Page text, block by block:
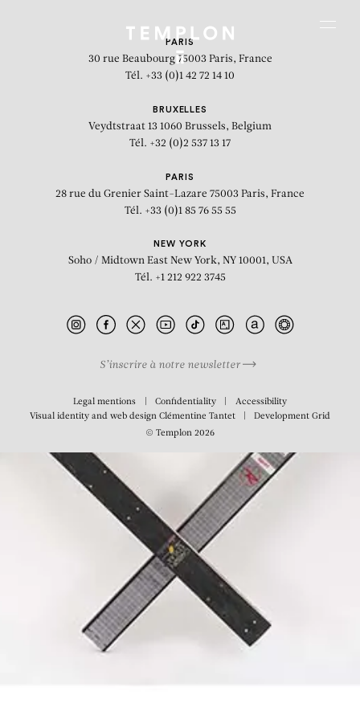
Calligraphie 2
PARIS
30 rue Beaubourg 75003 Paris, France
Tél. +33 (0)1 42 72 14 10
BRUXELLES
Veydtstraat 13 1060 Brussels, Belgium
Tél. +32 (0)2 537 13 17
PARIS
28 rue du Grenier Saint-Lazare 75003 Paris, France
Tél. +33 (0)1 85 76 55 55
NEW YORK
Soho / Midtown East New York, NY 10001, USA
Tél. +1 212 922 3745
S’inscrire à notre newsletter
Legal mentions Confidentiality
Accessibility
Visual identity and web design Clémentine Tantet DevelopmentGrid
© Templon 2026